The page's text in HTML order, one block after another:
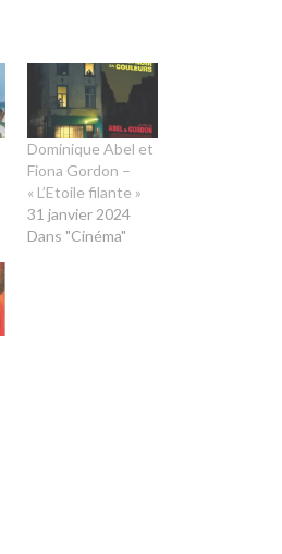
Dominique Abel et
Fiona Gordon –
« L’Etoile filante »
31 janvier 2024
Dans "Cinéma"